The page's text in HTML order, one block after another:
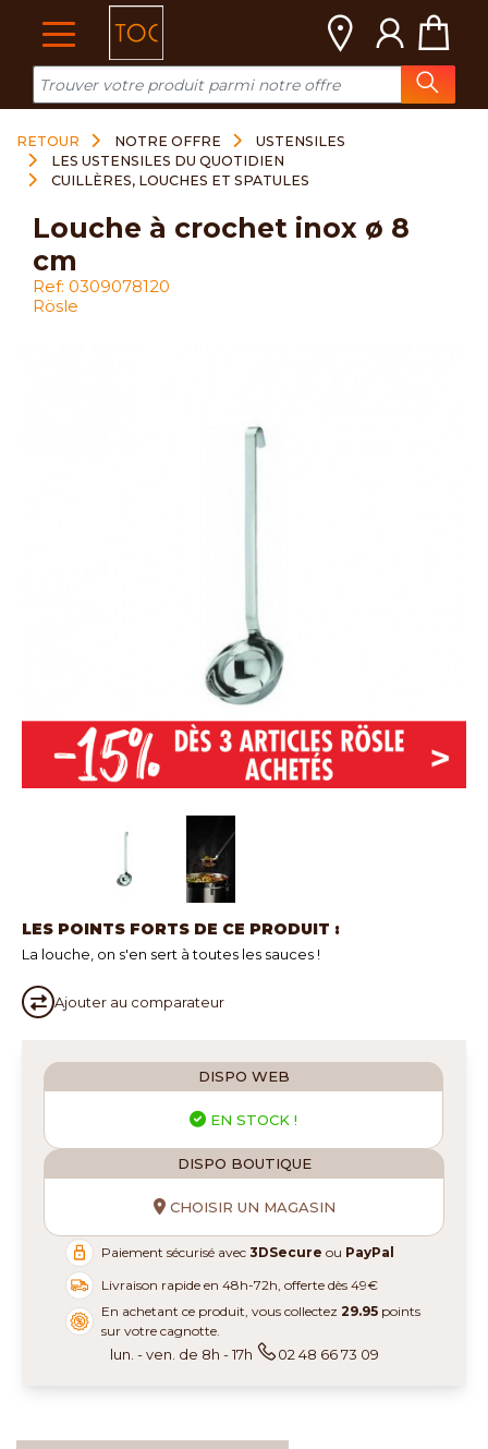
RETOUR NOTRE OFFRE
USTENSILES
LES USTENSILES DU QUOTIDIEN
CUILLÈRES, LOUCHES ET SPATULES
LES POINTS FORTS DE CE PRODUIT :
La louche, on s'en sert à toutes les sauces !
Ajouter au comparateur
louche à crochet inox ø 8
cm
Ref: 0309078120
Rösle
DISPO WEB
EN STOCK !
DISPO BOUTIQUE
CHOISIR UN MAGASIN
Paiement sécurisé avec3DSecure ou PayPal
Livraison rapide en 48h-72h, offerte dès 49€
En achetant ce produit, vous collectez29.95 points
sur votre cagnotte.
lun. - ven. de 8h - 17h 02 48 66 73 09
Cookies management panel